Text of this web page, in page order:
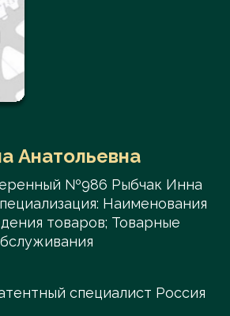
Анатольевна
№986 Рыбчак Инна
Наименования
товаров; Товарные
специалист Россия